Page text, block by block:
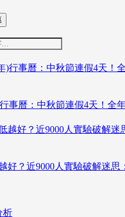
行事曆：中秋節連假4天！全
好？近9000人實驗破解迷思
析